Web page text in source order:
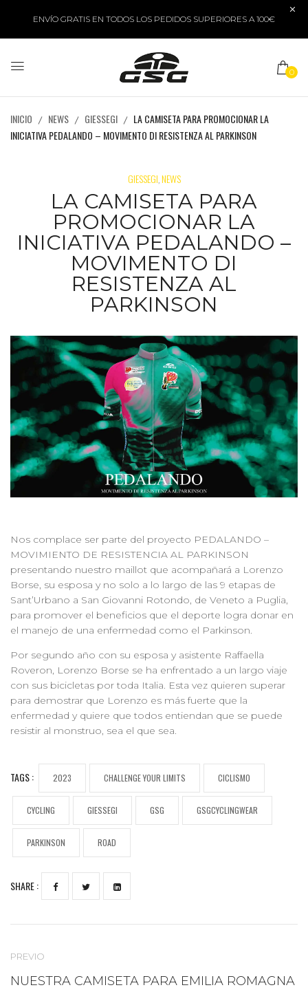
ENVÍO GRATIS EN TODOS LOS PEDIDOS SUPERIORES A 100€
0
INICIO NEWS GIESSEGI
LA CAMISETA PARA PROMOCIONAR LA
INICIATIVA PEDALANDO – MOVIMENTO DI RESISTENZA AL PARKINSON
GIESSEGI, NEWS
LA CAMISETA PARA
PROMOCIONAR LA
INICIATIVA PEDALANDO –
MOVIMENTO DI
RESISTENZA AL
PARKINSON
Nos complace ser parte del proyecto PEDALANDO –
MOVIMIENTO DE RESISTENCIA AL PARKINSON
presentando nuestro maillot que acompañará a Lorenzo
Borse, su esposa y no solo a lo largo de las 9 etapas de
Sant’Urbano a San Giovanni Rotondo, de Veneto a Puglia,
para promover el beneficios que el deporte logra donar en
el manejo de una enfermedad como el Parkinson.
Por segundo año con su esposa y asistente Raffaella
Roveron, Lorenzo Borse se ha enfrentado a un largo viaje
con sus bicicletas por toda Italia. Esta vez quieren superar
para demostrar que Lorenzo es más fuerte que la
enfermedad y quiere que todos entiendan que se puede
resistir al monstruo, sea el que sea.
TAGS : 2023 CHALLENGE YOUR LIMITS CICLISMO
CYCLING GIESSEGI GSG GSGCYCLINGWEAR
PARKINSON ROAD
SHARE :
PREVIO
NUESTRA CAMISETA PARA EMILIA ROMAGNA